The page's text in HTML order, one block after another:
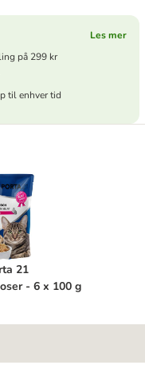
Les mer
på 299 kr
til enhver tid
21 porsjonsposer - 6 x
21
- 6 x 100 g